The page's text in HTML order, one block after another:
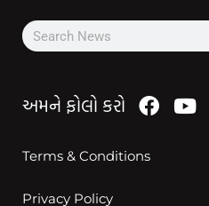
અમને ફોલો કરો
Terms & Conditions
Privacy Policy